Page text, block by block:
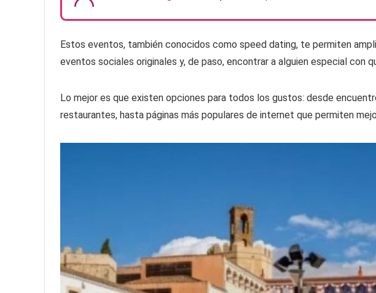
Estos eventos, también conocidos como speed dating, te permiten
eventos sociales originales y, de paso, encontrar a alguien especial con
Lo mejor es que existen opciones para todos los gustos: desde
restaurantes, hasta páginas más populares de internet que permiten